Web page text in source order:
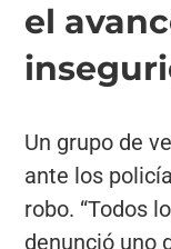
el
Un grupo de
ante los
robo. “Todos
denunció uno